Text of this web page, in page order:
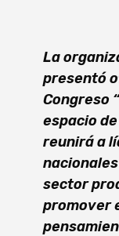
La
presentó
Congreso
espacio
reunirá a
sector
promover